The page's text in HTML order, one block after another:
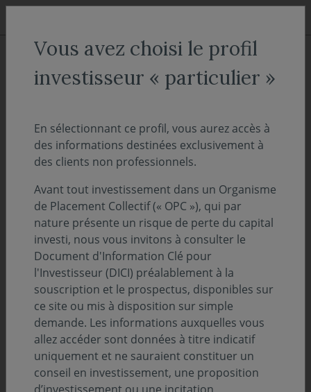
Aller au menu
Aller au contenu
ACCUEIL Décryptages
Décembre 2024
ENVIRONNEMENT ÉCONOMIQUE 02 janvier 2025
Temps de lecture :4min
Instabilité politique en Europe
Nos perspectives économiques et
financières
Notre analyse sur les moteurs et leviers de
croissance des États-Unis, de la France et de
l’Allemagne a confirmé plusieurs avantages
Vous avez choisi le profil
investisseur « particulier »
En sélectionnant ce profil, vous aurez accès à
des informations destinées exclusivement à
des clients non professionnels.
Avant tout investissement dans un Organisme
de Placement Collectif (« OPC »), qui par
nature présente un risque de perte du capital
investi, nous vous invitons à consulter le
Document d'Information Clé pour
l'Investisseur (DICI) préalablement à la
souscription et le prospectus, disponibles sur
ce site ou mis à disposition sur simple
demande. Les informations auxquelles vous
allez accéder sont données à titre indicatif
uniquement et ne sauraient constituer un
conseil en investissement, une proposition